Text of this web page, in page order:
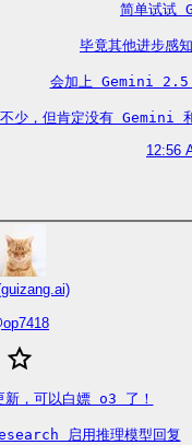
简单试试
毕竟其他进步感
会加上 Gemini
好不少，但肯定没有
12:56
op7418
，可以白嫖 o3 了！
启用推理模型回复